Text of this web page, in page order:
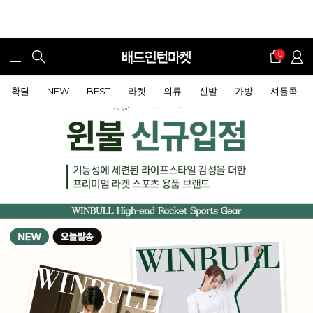
0
확딜 NEW BEST 라켓 의류 신발 가방 셔틀콕